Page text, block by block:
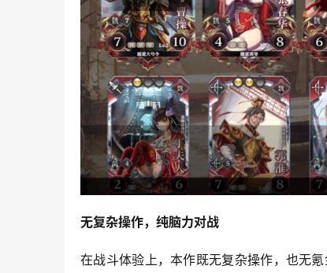
无复杂操作，纯脑力对战
在战斗体验上，本作既无复杂操作，也无